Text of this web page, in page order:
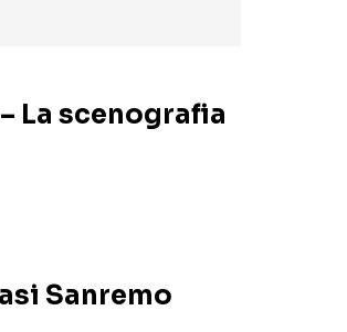
La scenografia
Sanremo